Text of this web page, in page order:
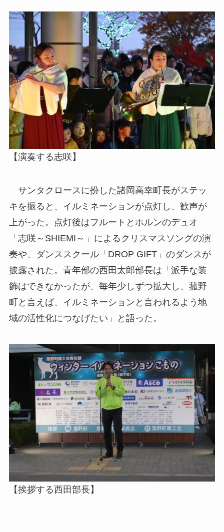
【演奏する志咲】
サンタクロースに扮した諸岡高幸町長がステッ
キを振ると、イルミネーションが点灯し、歓声が
上がった。点灯後はフルートとホルンのデュオ
「志咲～SHIEMI～」によるクリスマスソングの演
奏や、ダンススクール「DROP GIFT」のダンスが
披露された。青年部の西田太郎部長は「派手な装
飾はできなかったが、毎年少しずつ拡大し、菰野
町と言えば、イルミネーションと言われるよう地
域の活性化につなげたい」と語った。
【挨拶する西田部長】